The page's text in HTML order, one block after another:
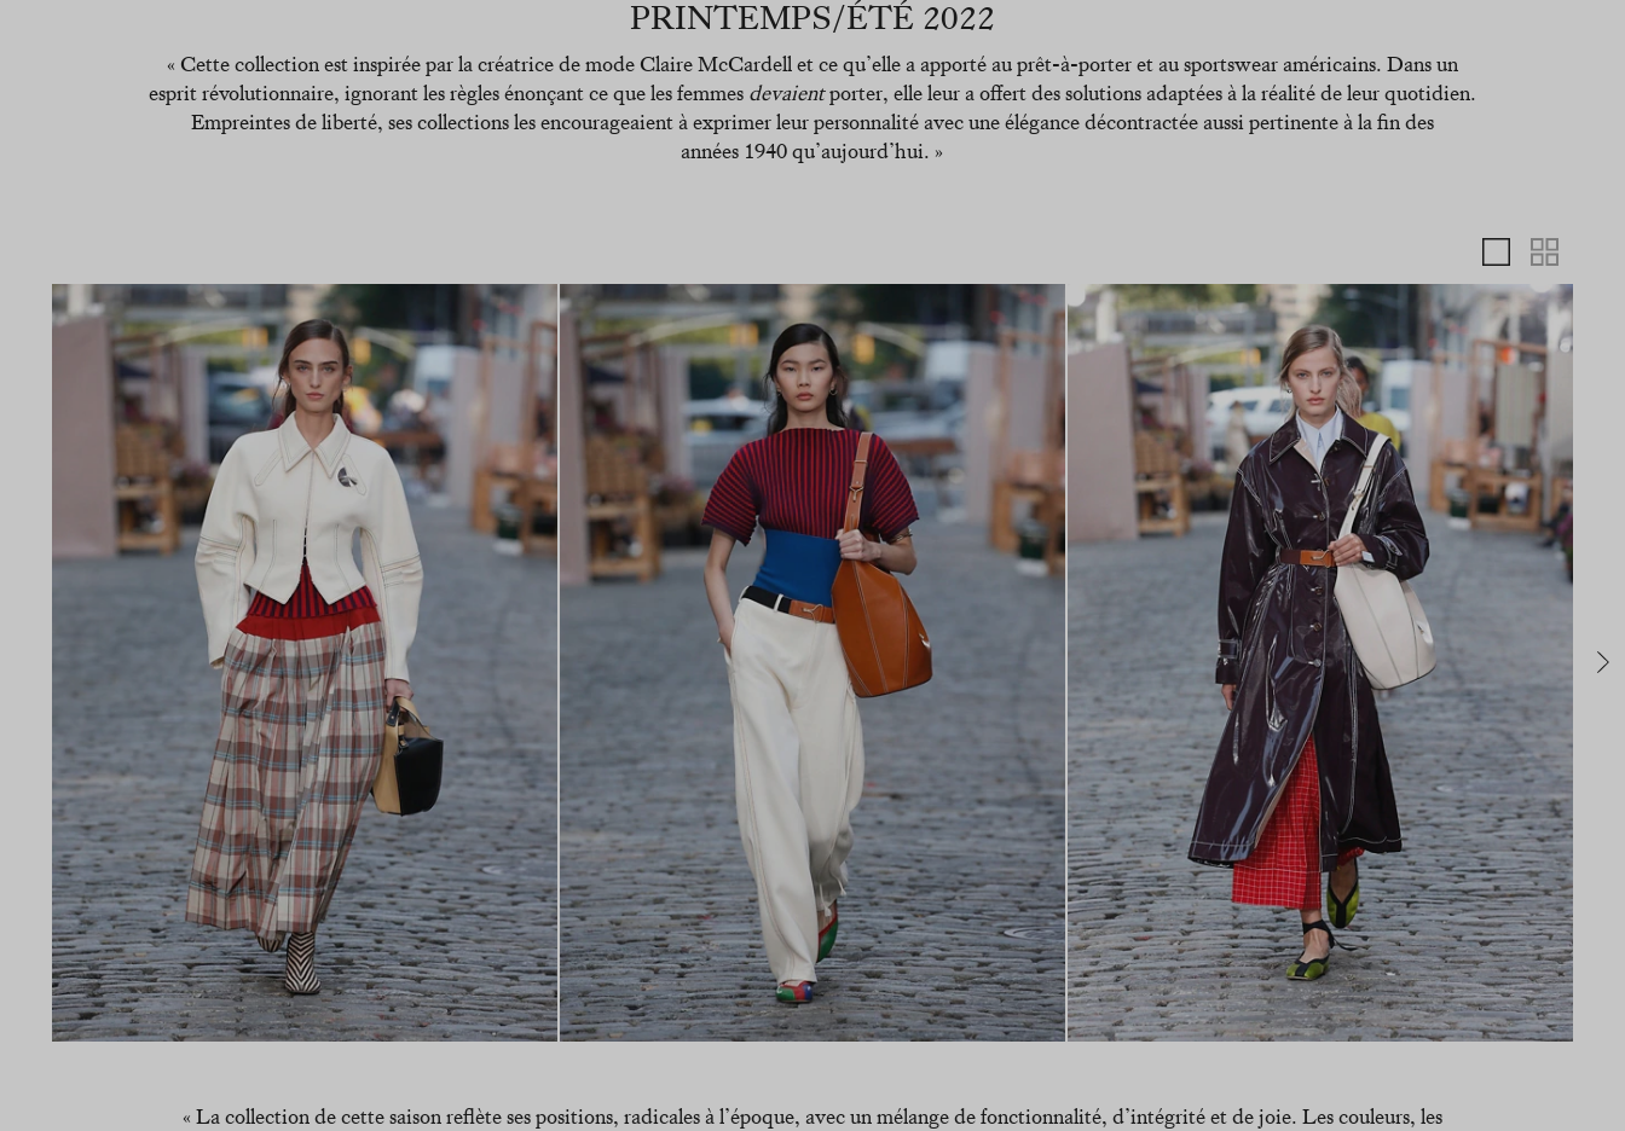
PRINTEMPS/ÉTÉ 2022
« Cette collection est inspirée par la créatrice de mode Claire McCardell et ce qu’elle a apporté au prêt-à-porter et au sportswear américains. Dans un
esprit révolutionnaire, ignorant les règles énonçant ce que les femmes devaientporter, elle leur a offert des solutions adaptées à la réalité de leur quotidien.
Empreintes de liberté, ses collections les encourageaient à exprimer leur personnalité avec une élégance décontractée aussi pertinente à la fin des
années 1940 qu’aujourd’hui. »
« La collection de cette saison reflète ses positions, radicales à l’époque, avec un mélange de fonctionnalité, d’intégrité et de joie. Les couleurs, les